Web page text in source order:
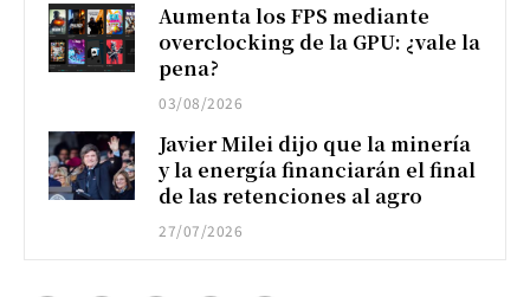
Aumenta los FPS mediante
overclocking de la GPU: ¿vale la
pena?
03/08/2026
Javier Milei dijo que la minería
y la energía financiarán el final
de las retenciones al agro
27/07/2026